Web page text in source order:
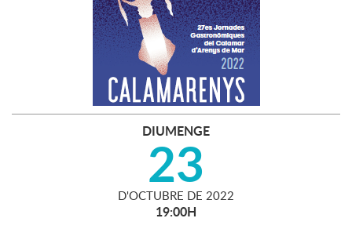
DIUMENGE
23
D'OCTUBRE DE 2022
19:00H